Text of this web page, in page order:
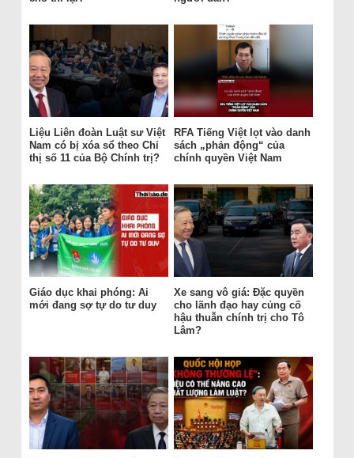
Liệu Liên đoàn Luật sư Việt
Nam có bị xóa sổ theo Chỉ
thị số 11 của Bộ Chính trị?
RFA Tiếng Việt lọt vào danh
sách „phản động“ của
chính quyền Việt Nam
Giáo dục khai phóng: Ai
mới đang sợ tự do tư duy
Xe sang vô giá: Đặc quyền
cho lãnh đạo hay củng cố
hậu thuẫn chính trị cho Tô
Lâm?